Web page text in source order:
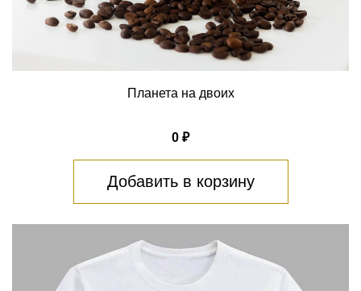
Планета на двоих
0 ₽
Добавить в корзину